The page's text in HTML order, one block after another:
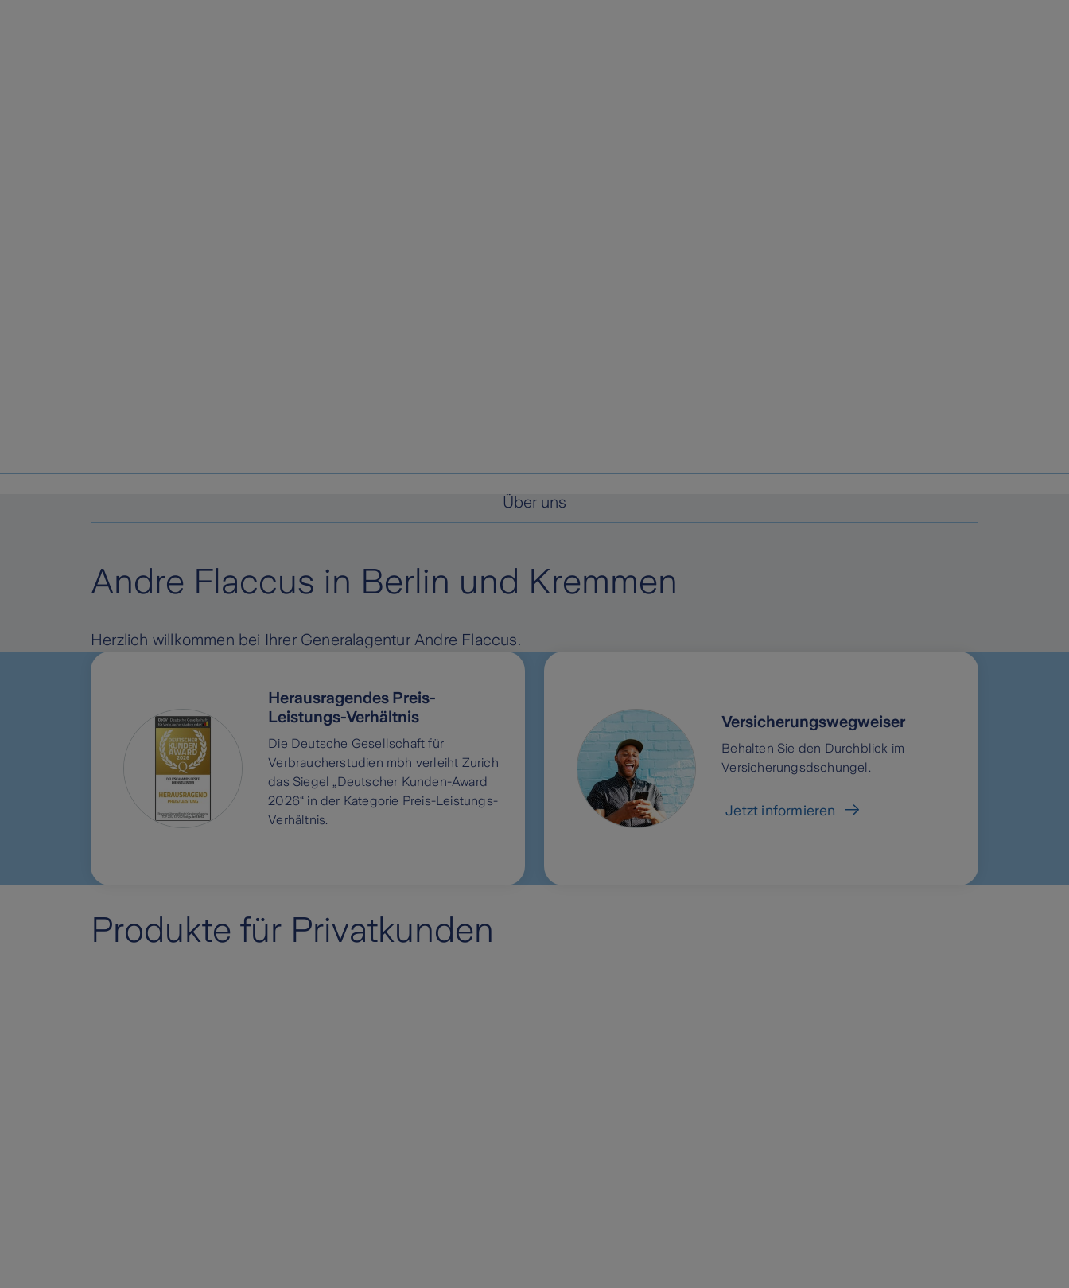
Über uns
Andre Flaccus in Berlin und Kremmen
Herzlich willkommen bei Ihrer Generalagentur Andre Flaccus.
Herausragendes Preis-
Leistungs-Verhältnis
Die Deutsche Gesellschaft für
Verbraucherstudien mbh verleiht Zurich
das Siegel „Deutscher Kunden-Award
2026“ in der Kategorie Preis-Leistungs-
Verhältnis.
Versicherungswegweiser
Behalten Sie den Durchblick im
Versicherungsdschungel.
Jetzt informieren
Produkte für Privatkunden